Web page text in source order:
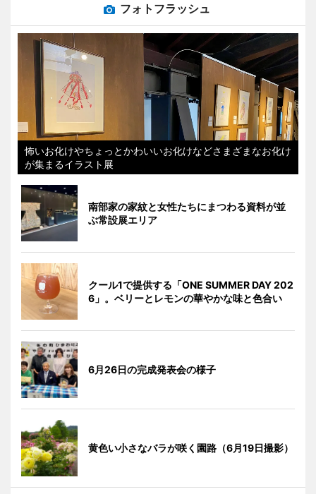
フォトフラッシュ
怖いお化けやちょっとかわいいお化けなどさまざまなお化け
が集まるイラスト展
南部家の家紋と女性たちにまつわる資料が並
ぶ常設展エリア
クール1で提供する「ONE SUMMER DAY 202
6」。ベリーとレモンの華やかな味と色合い
6月26日の完成発表会の様子
黄色い小さなバラが咲く園路（6月19日撮影）